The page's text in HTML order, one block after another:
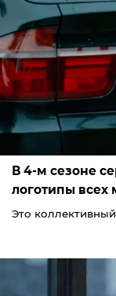
В 4-м сезоне
логотипы
Это